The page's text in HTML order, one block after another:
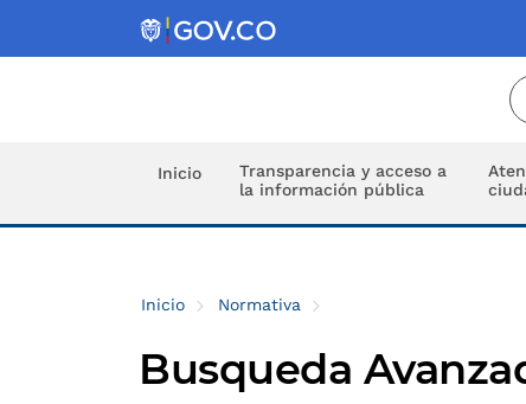
Inicio
Transparencia y acceso a
la información pública
Inicio Normativa
Busqueda